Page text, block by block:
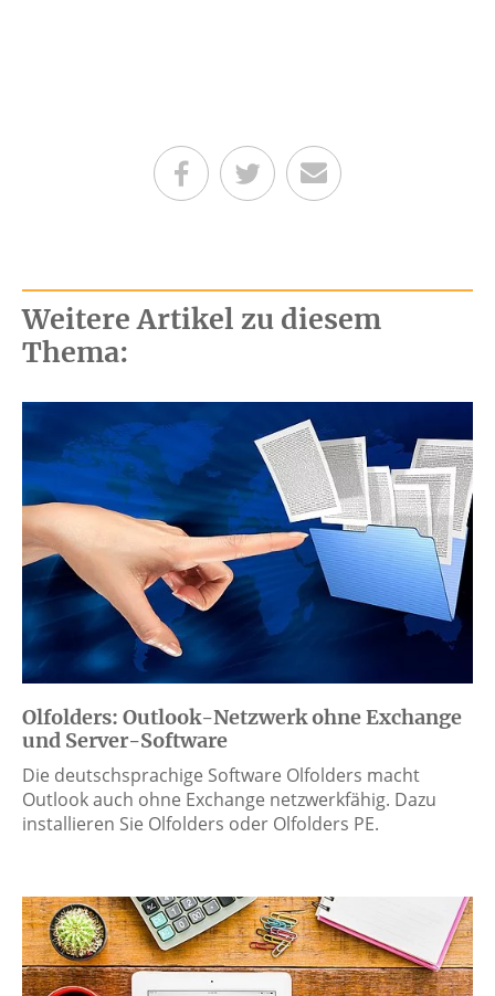
Teilen auf Facebook
Teilen auf Twitter
Per E-Mail senden
Weitere Artikel zu diesem
Thema:
Olfolders: Outlook-Netzwerk ohne Exchange
und Server-Software
Die deutschsprachige Software Olfolders macht
Outlook auch ohne Exchange netzwerkfähig. Dazu
installieren Sie Olfolders oder Olfolders PE.